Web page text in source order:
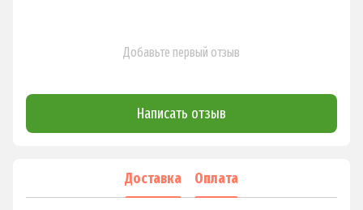
Добавьте первый отзыв
Написать отзыв
Доставка Оплата